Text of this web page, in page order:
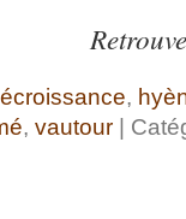
,
, vautour|